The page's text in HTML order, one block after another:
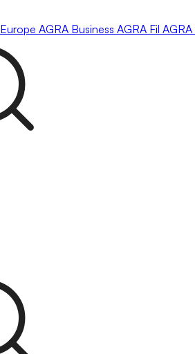
Europe AGRA Business AGRA Fil AGRA